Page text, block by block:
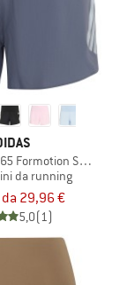
Formotion Shorts
da running
da 29,96 €
5,0(1)